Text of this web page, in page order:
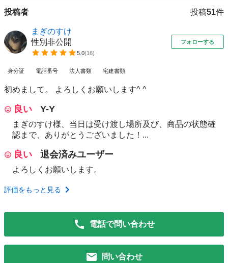
投稿者 投稿51件
まぎのすけ
性別非公開
5.0(16)
フォローする
身分証 電話番号 法人書類 宅建書類
初めまして。 よろしくお願いします^ ^
良い Y-Y
まぎのすけ様、当日は受け渡し場所及び、商品の状態確
認まで、ありがとうございました！...
良い 退会済みユーザー
よろしくお願いします。
評価をもっと見る
電話で問い合わせ
問い合わせ